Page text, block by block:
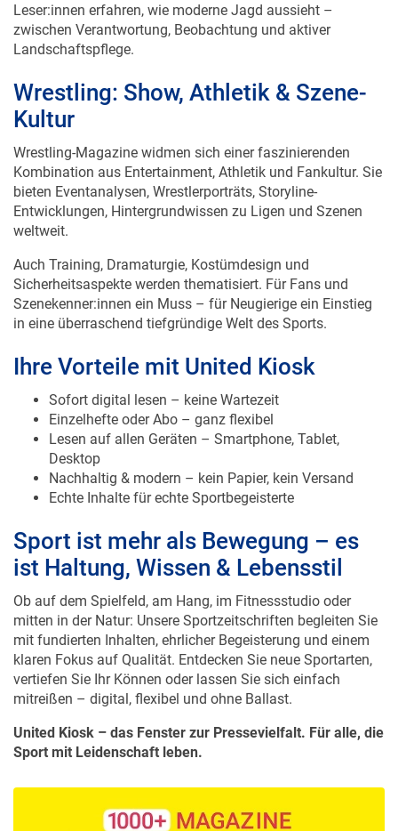
Leser:innen erfahren, wie moderne Jagd aussieht –
zwischen Verantwortung, Beobachtung und aktiver
Landschaftspflege.
Wrestling: Show, Athletik & Szene-
Kultur
Wrestling-Magazine widmen sich einer faszinierenden
Kombination aus Entertainment, Athletik und Fankultur. Sie
bieten Eventanalysen, Wrestlerporträts, Storyline-
Entwicklungen, Hintergrundwissen zu Ligen und Szenen
weltweit.
Auch Training, Dramaturgie, Kostümdesign und
Sicherheitsaspekte werden thematisiert. Für Fans und
Szenekenner:innen ein Muss – für Neugierige ein Einstieg
in eine überraschend tiefgründige Welt des Sports.
Ihre Vorteile mit United Kiosk
Sofort digital lesen – keine Wartezeit
Einzelhefte oder Abo – ganz flexibel
Lesen auf allen Geräten – Smartphone, Tablet,
Desktop
Nachhaltig & modern – kein Papier, kein Versand
Echte Inhalte für echte Sportbegeisterte
Sport ist mehr als Bewegung – es
ist Haltung, Wissen & Lebensstil
Ob auf dem Spielfeld, am Hang, im Fitnessstudio oder
mitten in der Natur: Unsere Sportzeitschriften begleiten Sie
mit fundierten Inhalten, ehrlicher Begeisterung und einem
klaren Fokus auf Qualität. Entdecken Sie neue Sportarten,
vertiefen Sie Ihr Können oder lassen Sie sich einfach
mitreißen – digital, flexibel und ohne Ballast.
United Kiosk – das Fenster zur Pressevielfalt. Für alle, die
Sport mit Leidenschaft leben.